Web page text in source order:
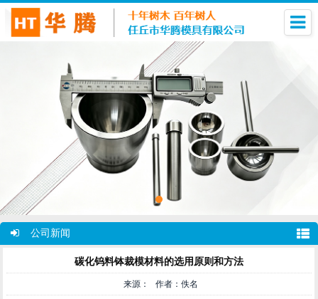
公司新闻
碳化钨料钵裁模材料的选用原则和方法
来源： 作者：佚名